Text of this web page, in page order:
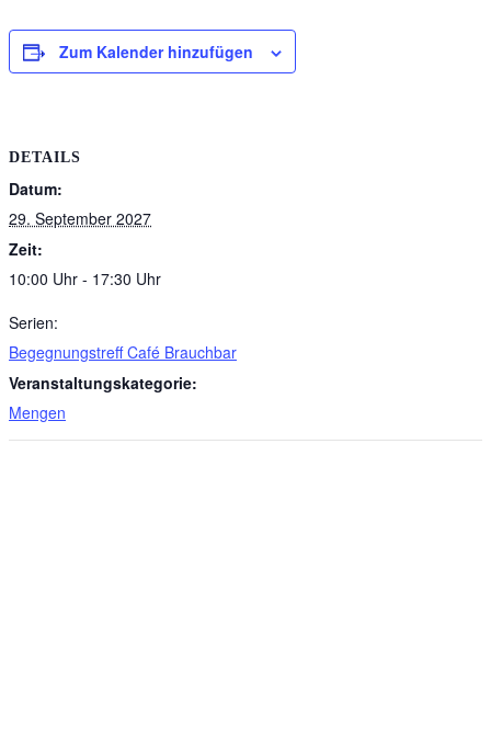
Zum Kalender hinzufügen
DETAILS
Datum:
29. September 2027
Zeit:
10:00 Uhr - 17:30 Uhr
Serien:
Begegnungstreff Café Brauchbar
Veranstaltungskategorie:
Mengen